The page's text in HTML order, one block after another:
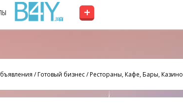
+
/Готовый бизнес/Рестораны, Кафе, Бары, Казино